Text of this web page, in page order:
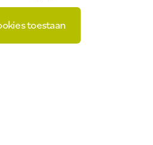
- zondag
toestaan